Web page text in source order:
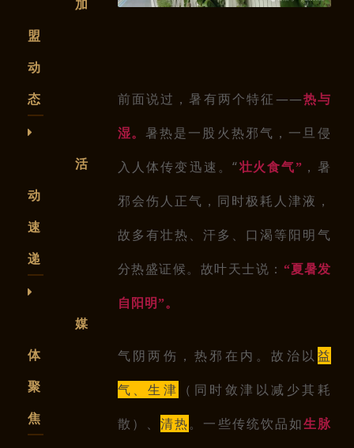
加
盟
动
态
活
动
速
递
媒
体
聚
焦
前面说过，暑有两个特征——热与
湿。 暑热是一股火热邪气，一旦侵
入人体传变迅速。“壮火食气” ，暑
邪会伤人正气，同时极耗人津液，
故多有壮热、汗多、口渴等阳明气
分热盛证候。故叶天士说： “夏暑发
自阳明”。
气阴两伤 ，热邪在内。故治以益
气、生津 （同时敛津以减少其耗
散）、 清热。 一些传统饮品如生脉